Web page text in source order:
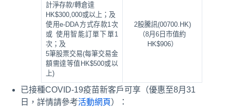
計淨存款/轉倉達
HK$300,000或以上；及
使用e-DDA方式存款1次
或 使用智能訂單下單1
次；及
5筆股票交易(每筆交易金
額需達等值HK$500或以
上)
2股騰訊(00700.HK)
（8月6日市值約
HK$906）
已接種COVID-19疫苗新客戶可享（優惠至8月31
日，詳情請參考活動網頁）：